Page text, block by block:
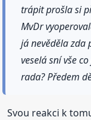
trápit prošla si
MvDr
já nevěděla zda
veselá sní vše
rada? Předem
Svou reakci k